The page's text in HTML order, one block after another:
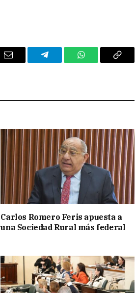
Email Telegram WhatsAppCopy
Carlos Romero Feris apuesta a
una Sociedad Rural más federal